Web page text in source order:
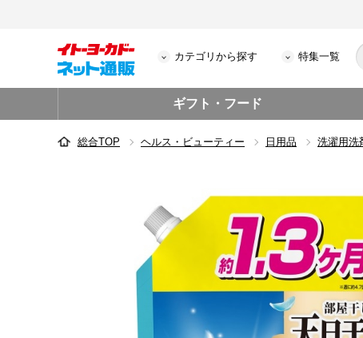
カテゴリから探す 特集一覧
ギフト・フード
総合TOP ヘルス・ビューティー 日用品 洗濯用洗